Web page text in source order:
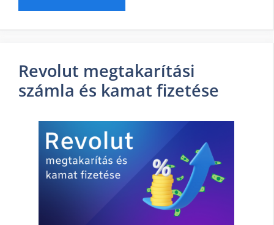
Revolut megtakarítási
számla és kamat fizetése